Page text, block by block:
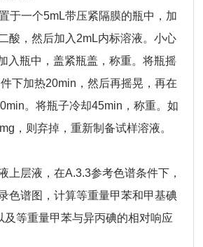
于一个5mL带压紧隔膜的瓶中，加
酸，然后加入2mL内标溶液。小心
入瓶中，盖紧瓶盖，称重。将瓶摇
下加热20min，然后再摇晃，再在
。将瓶子冷却45min，称重。如
，则弃掉，重新制备试样溶液。
上层液，在A.3.3参考色谱条件下，
色谱图，计算等重量甲苯和甲基碘
及等重量甲苯与异丙碘的相对响应